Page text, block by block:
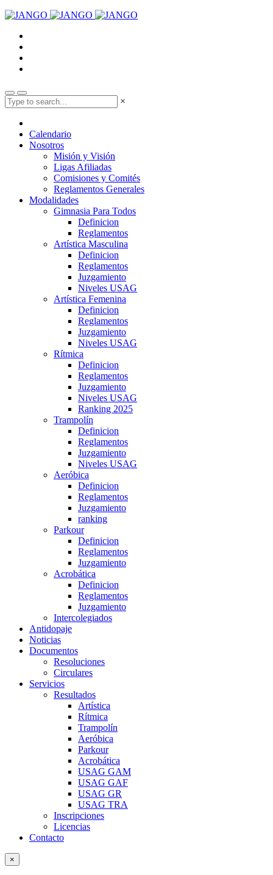
×
Calendario
Nosotros
Misión y Visión
Ligas Afiliadas
Comisiones y Comités
Reglamentos Generales
Modalidades
Gimnasia Para Todos
Definicion
Reglamentos
Artística Masculina
Definicion
Reglamentos
Juzgamiento
Niveles USAG
Artística Femenina
Definicion
Reglamentos
Juzgamiento
Niveles USAG
Rítmica
Definicion
Reglamentos
Juzgamiento
Niveles USAG
Ranking 2025
Trampolín
Definicion
Reglamentos
Juzgamiento
Niveles USAG
Aeróbica
Definicion
Reglamentos
Juzgamiento
ranking
Parkour
Definicion
Reglamentos
Juzgamiento
Acrobática
Definicion
Reglamentos
Juzgamiento
Intercolegiados
Antidopaje
Noticias
Documentos
Resoluciones
Circulares
Servicios
Resultados
Artística
Rítmica
Trampolín
Aeróbica
Parkour
Acrobática
USAG GAM
USAG GAF
USAG GR
USAG TRA
Inscripciones
Licencias
Contacto
×